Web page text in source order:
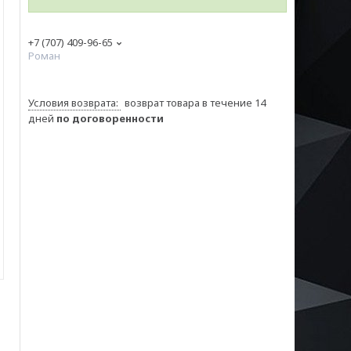
+7 (707) 409-96-65
Роман
возврат товара в течение 14
дней по договоренности